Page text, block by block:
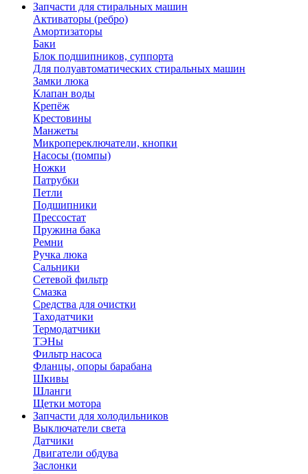
Запчасти для стиральных машин
Активаторы (ребро)
Амортизаторы
Баки
Блок подшипников, суппорта
Для полуавтоматических стиральных машин
Замки люка
Клапан воды
Крепёж
Крестовины
Манжеты
Микропереключатели, кнопки
Насосы (помпы)
Ножки
Патрубки
Петли
Подшипники
Прессостат
Пружина бака
Ремни
Ручка люка
Сальники
Сетевой фильтр
Смазка
Средства для очистки
Таходатчики
Термодатчики
ТЭНы
Фильтр насоса
Фланцы, опоры барабана
Шкивы
Шланги
Щетки мотора
Запчасти для холодильников
Выключатели света
Датчики
Двигатели обдува
Заслонки